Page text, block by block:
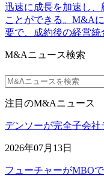
迅速に成長を加速し
ことができる。M&A
要で、成約後の経営統
M&Aニュース検索
注目のM&Aニュース
デンソーが完全子会
2026年07月13日
フューチャーがMBO